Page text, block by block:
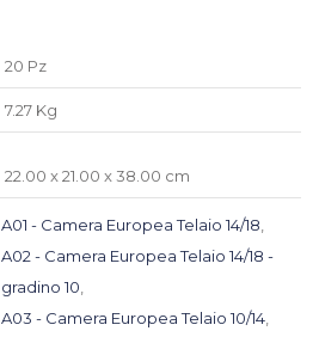
20 Pz
7.27 Kg
22.00 x 21.00 x 38.00 cm
A01 - Camera Europea Telaio 14/18
A02 - Camera Europea Telaio 14/18 -
gradino 10
A03 - Camera Europea Telaio 10/14